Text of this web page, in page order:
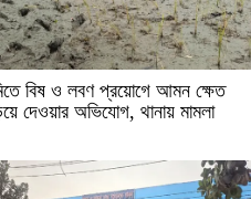
বিষ ও লবণ প্রয়োগে আমন ক্ষেত
দেওয়ার অভিযোগ, থানায় মামলা